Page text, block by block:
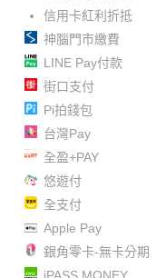
信用卡紅利折抵
神腦門市繳費
LINE Pay付款
街口支付
Pi拍錢包
台灣Pay
全盈+PAY
悠遊付
全支付
Apple Pay
銀角零卡-無卡分期